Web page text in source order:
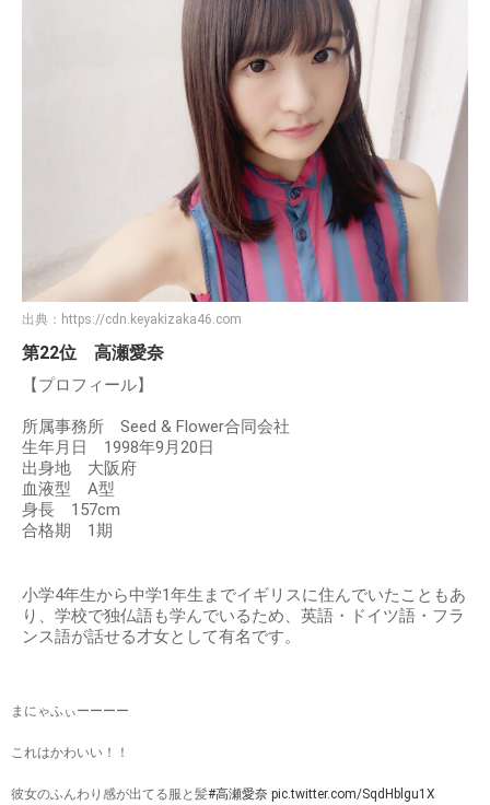
出典： https://cdn.keyakizaka46.com
第22位 高瀬愛奈
【プロフィール】
所属事務所 Seed & Flower合同会社
生年月日 1998年9月20日
出身地 大阪府
血液型 A型
身長 157cm
合格期 1期
小学4年生から中学1年生までイギリスに住んでいたこともあ
り、学校で独仏語も学んでいるため、英語・ドイツ語・フラ
ンス語が話せる才女として有名です。
まにゃふぃーーーー
これはかわいい！！
彼女のふんわり感が出てる服と髪#高瀬愛奈 pic.twitter.com/SqdHblgu1X